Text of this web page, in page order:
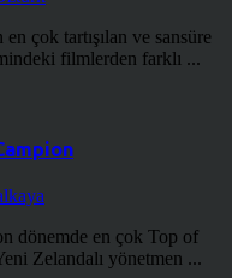
çok tartışılan ve sansüre
filmlerden farklı ...
dönemde en çok Top of
Zelandalı yönetmen ...